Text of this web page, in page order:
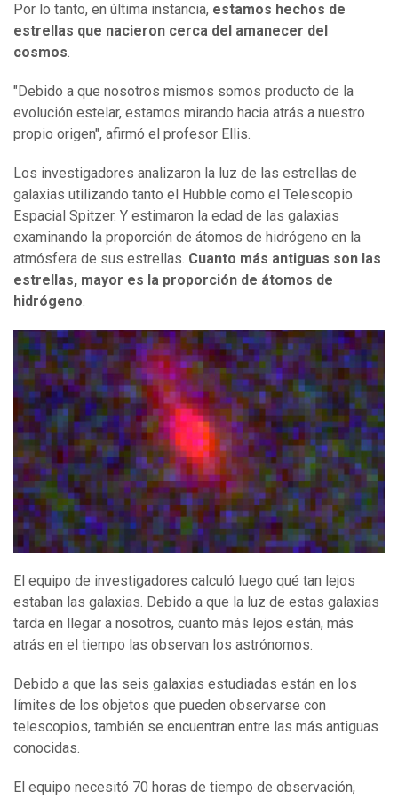
Por lo tanto, en última instancia, estamos hechos de
estrellas que nacieron cerca del amanecer del
cosmos.
"Debido a que nosotros mismos somos producto de la
evolución estelar, estamos mirando hacia atrás a nuestro
propio origen", afirmó el profesor Ellis.
Los investigadores analizaron la luz de las estrellas de
galaxias utilizando tanto el Hubble como el Telescopio
Espacial Spitzer. Y estimaron la edad de las galaxias
examinando la proporción de átomos de hidrógeno en la
atmósfera de sus estrellas. Cuanto más antiguas son las
estrellas, mayor es la proporción de átomos de
hidrógeno.
El equipo de investigadores calculó luego qué tan lejos
estaban las galaxias. Debido a que la luz de estas galaxias
tarda en llegar a nosotros, cuanto más lejos están, más
atrás en el tiempo las observan los astrónomos.
Debido a que las seis galaxias estudiadas están en los
límites de los objetos que pueden observarse con
telescopios, también se encuentran entre las más antiguas
conocidas.
El equipo necesitó 70 horas de tiempo de observación,